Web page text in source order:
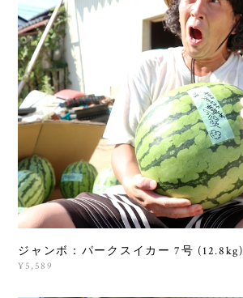
ジャンボ：パークスイカー 7号 (12.8kg)
¥5,589